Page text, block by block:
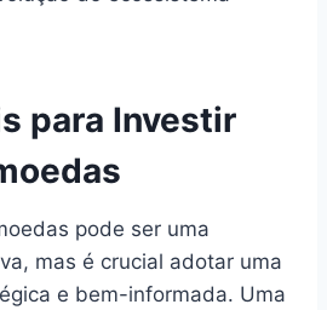
para Investir
pode ser uma
mas é crucial adotar uma
e bem-informada. Uma